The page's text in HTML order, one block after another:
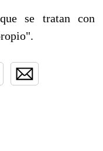
se tratan con